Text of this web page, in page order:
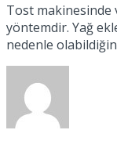
Tost makinesinde
yöntemdir. Yağ
nedenle